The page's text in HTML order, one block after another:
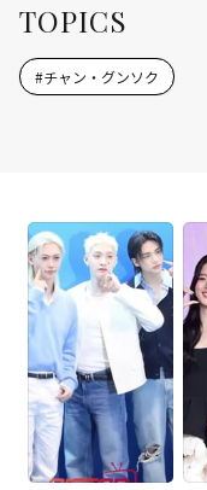
TOPICS
#チャン・グンソク